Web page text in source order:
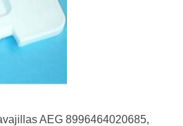
AEG 8996464020685,